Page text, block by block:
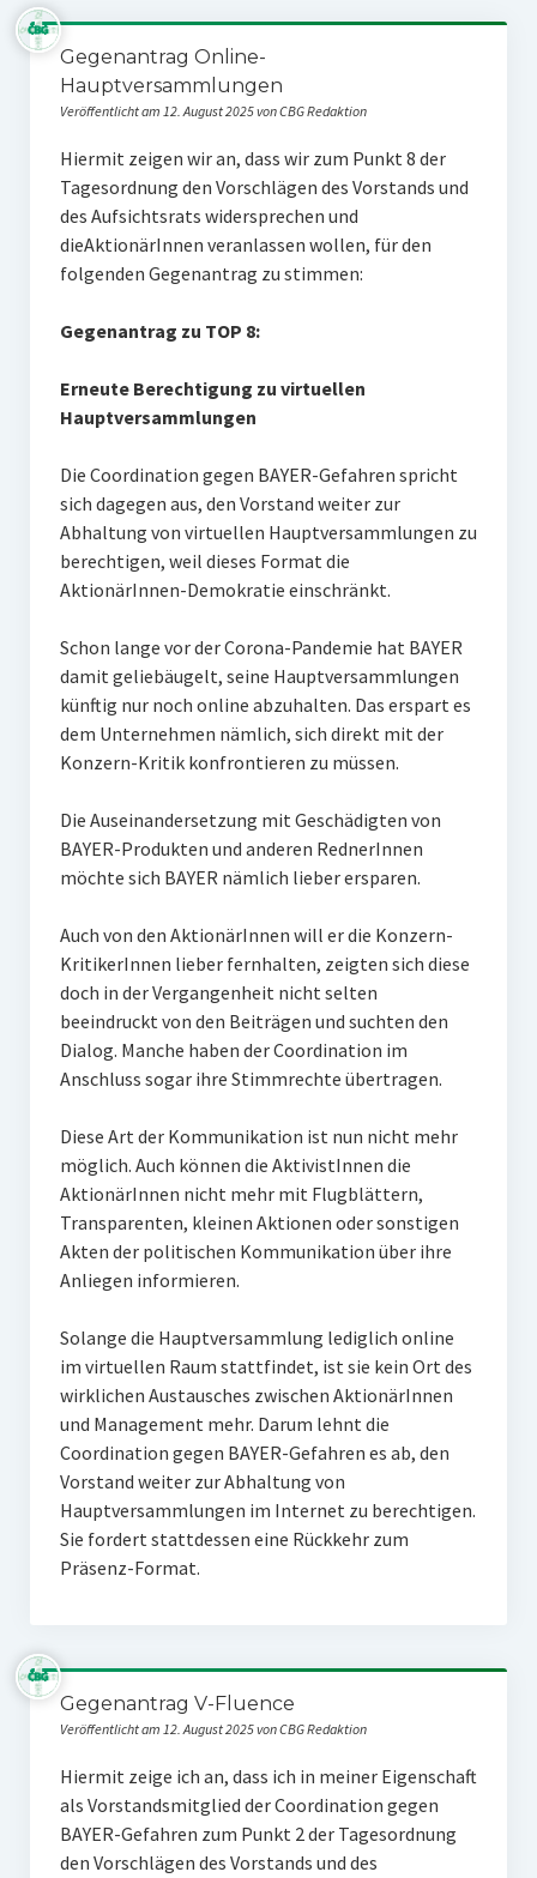
Gegenantrag Online-
Hauptversammlungen
Veröffentlicht am 12. August 2025 von CBG Redaktion
Hiermit zeigen wir an, dass wir zum Punkt 8 der
Tagesordnung den Vor­schlägen des Vorstands und
des Aufsichtsrats widersprechen und
dieAktionärInnen veranlassen wollen, für den
folgenden Gegenantrag zu stimmen:
Gegenantrag zu TOP 8:
Erneute Berechtigung zu virtuellen
Hauptversammlungen
Die Coordination gegen BAYER-Gefahren spricht
sich dagegen aus, den Vorstand weiter zur
Abhaltung von virtuellen Hauptversammlungen zu
berechtigen, weil dieses Format die
AktionärInnen-Demokratie einschränkt.
Schon lange vor der Corona-Pandemie hat BAYER
damit geliebäugelt, seine Hauptversammlungen
künftig nur noch online abzuhalten. Das erspart es
dem Unternehmen nämlich, sich direkt mit der
Konzern-Kritik konfrontieren zu müssen.
Die Auseinandersetzung mit Geschädigten von
BAYER-Produkten und anderen RednerInnen
möchte sich BAYER nämlich lieber ersparen.
Auch von den AktionärInnen will er die Konzern-
KritikerInnen lieber fernhalten, zeigten sich diese
doch in der Vergangenheit nicht selten
beeindruckt von den Beiträgen und suchten den
Dialog. Manche haben der Coordination im
Anschluss sogar ihre Stimmrechte übertragen.
Diese Art der Kommunikation ist nun nicht mehr
möglich. Auch können die AktivistInnen die
AktionärInnen nicht mehr mit Flugblättern,
Transparenten, kleinen Aktionen oder sonstigen
Akten der politischen Kommunikation über ihre
Anliegen informieren.
Solange die Hauptversammlung lediglich online
im virtuellen Raum stattfindet, ist sie kein Ort des
wirklichen Austausches zwischen AktionärInnen
und Management mehr. Darum lehnt die
Coordination gegen BAYER-Gefahren es ab, den
Vorstand weiter zur Abhaltung von
Hauptversammlungen im Internet zu berechtigen.
Sie fordert stattdessen eine Rückkehr zum
Präsenz-Format.
Gegenantrag V-Fluence
Veröffentlicht am 12. August 2025 von CBG Redaktion
Hiermit zeige ich an, dass ich in meiner Eigenschaft
als Vorstandsmitglied der Coordination gegen
BAYER-Gefahren zum Punkt 2 der Tagesordnung
den Vor­schlägen des Vorstands und des